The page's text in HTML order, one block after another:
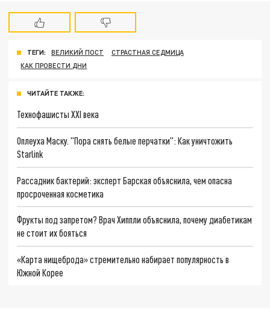
ТЕГИ: ВЕЛИКИЙ ПОСТ
СТРАСТНАЯ СЕДМИЦА
КАК ПРОВЕСТИ ДНИ
ЧИТАЙТЕ ТАКЖЕ:
Технофашисты XXI века
Оплеуха Маску. "Пора снять белые перчатки": Как уничтожить
Starlink
Рассадник бактерий: эксперт Барская объяснила, чем опасна
просроченная косметика
Фрукты под запретом? Врач Хиппли объяснила, почему диабетикам
не стоит их бояться
«Карта нищеброда» стремительно набирает популярность в
Южной Корее